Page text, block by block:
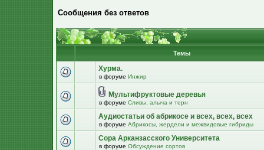
Сообщения без ответов
Темы
Хурма.
в форуме Инжир
Мультифруктовые деревья
в форуме Сливы, алыча и терн
Аудиостатьи об абрикосе и всех, всех, всех
в форуме Абрикосы, жердели и межвидовые гибриды
Сора Арканзасского Университета
в форуме Обсуждение сортов